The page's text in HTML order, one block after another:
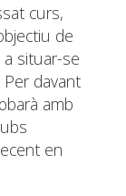
curs,
de
situar-se
davant
amb
en